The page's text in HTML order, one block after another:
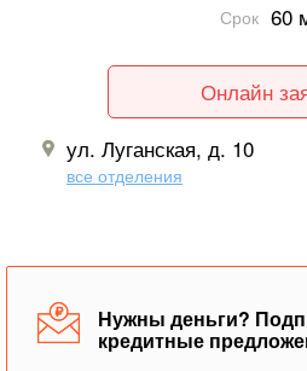
Срок 60
Онлайн
ул. Луганская, д. 10
все отделения
Нужны деньги?
кредитные